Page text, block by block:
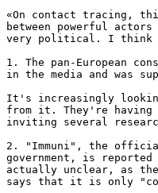
«On contact tracing,
between powerful
very political. I think
1. The pan-European
in the media and was
It's increasingly
from it. They're having
inviting several
2. "Immuni", the
government, is
actually unclear, as
says that it is only